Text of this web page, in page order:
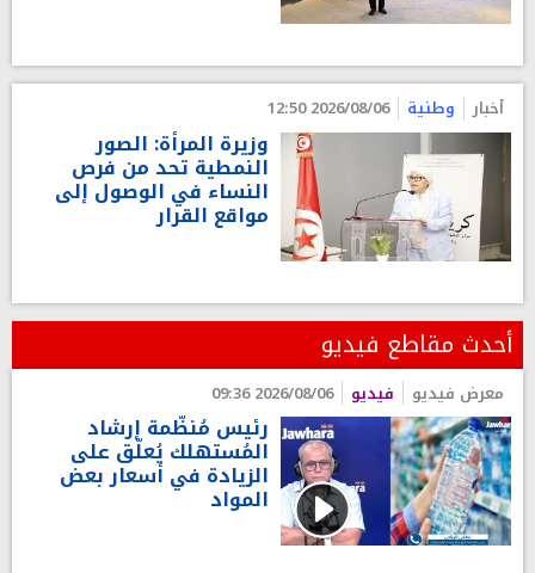
أخبار وطنية 2026/08/06 12:50
وزيرة المرأة: الصور
النمطية تحد من فرص
النساء في الوصول إلى
مواقع القرار
أحدث مقاطع فيديو
معرض فيديو فيديو 2026/08/06 09:36
رئيس مُنظّمة إرشاد
المُستهلك يُعلّق على
الزيادة في أسعار بعض
المواد